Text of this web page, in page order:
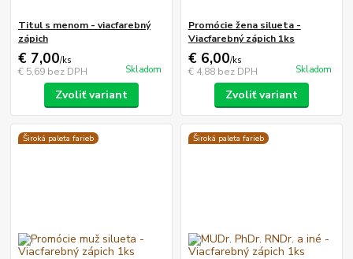
Titul s menom - viacfarebný
zápich
€ 7,00/ks
€ 5,69 bez DPH Skladom
Zvoliť variant
Promócie žena silueta -
Viacfarebný zápich 1ks
€ 6,00/ks
€ 4,88 bez DPH Skladom
Zvoliť variant
Široká paleta farieb Široká paleta farieb